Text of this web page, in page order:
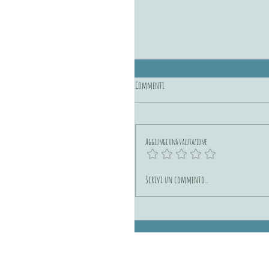
Commenti
Aggiungi una valutazione
Scrivi un commento...